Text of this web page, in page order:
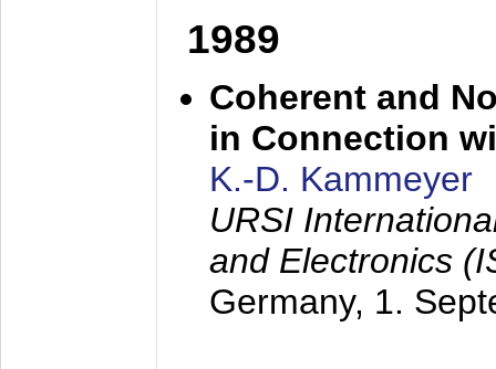
1989
Coherent and
in Connection
K.-D. Kammeyer
URSI
and Electronics
Germany, 1.